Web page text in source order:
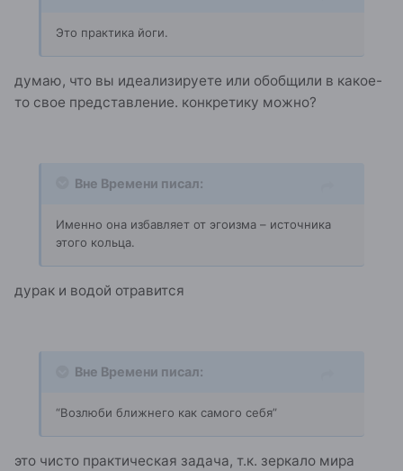
Это практика йоги.
думаю, что вы идеализируете или обобщили в какое-
то свое представление. конкретику можно?
Вне Времени писал:
Именно она избавляет от эгоизма – источника
этого кольца.
дурак и водой отравится
Вне Времени писал:
“Возлюби ближнего как самого себя”
это чисто практическая задача, т.к. зеркало мира